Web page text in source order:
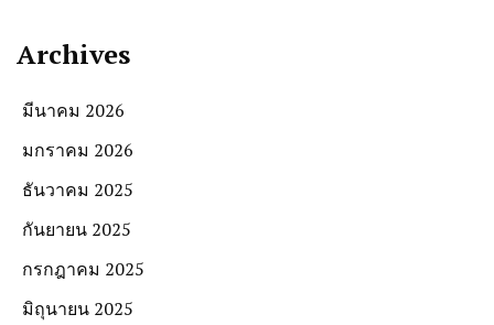
Archives
มีนาคม 2026
มกราคม 2026
ธันวาคม 2025
กันยายน 2025
กรกฎาคม 2025
มิถุนายน 2025